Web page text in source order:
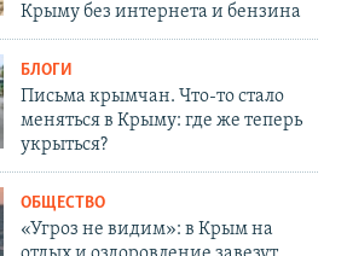
Крыму без интернета и бензина
БЛОГИ
Письма крымчан. Что-то стало
меняться в Крыму: где же теперь
укрыться?
ОБЩЕСТВО
«Угроз не видим»: в Крым на